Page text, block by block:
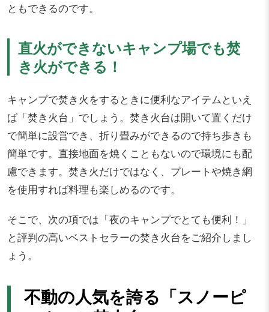
ともできるのです。
直火ができないキャンプ場でも焚
き火ができる！
キャンプで焚き火をするときに便利なアイテムといえ
ば「焚き火台」でしょう。焚き火台は開いて置くだけ
で簡単に設営でき、折り畳みができるので持ち歩きも
簡単です。直接地面を焼くこともないので環境にも配
慮できます。焚き火だけではなく、プレートや焼き網
を使用すれば料理も楽しめるのです。
そこで、次の項では「夜のキャンプでとても便利！」
と評判の高いベストセラーの焚き火台をご紹介しまし
ょう。
不動の人気を誇る「スノーピ